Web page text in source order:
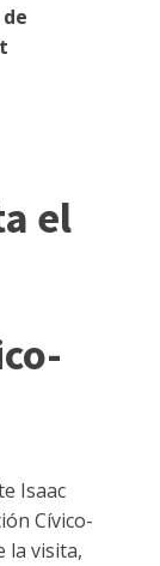
el
Isaac
Cívico-
la visita,